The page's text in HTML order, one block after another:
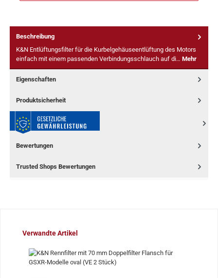
Beschreibung
K&N Entlüftungsfilter für die Kurbelgehäuseentlüftung des Motors
einfach mit einem passenden Verbindungsschlauch auf di… Mehr
Eigenschaften
Produktsicherheit
Bewertungen
Trusted Shops Bewertungen
Produktgalerie überspringen
Verwandte Artikel